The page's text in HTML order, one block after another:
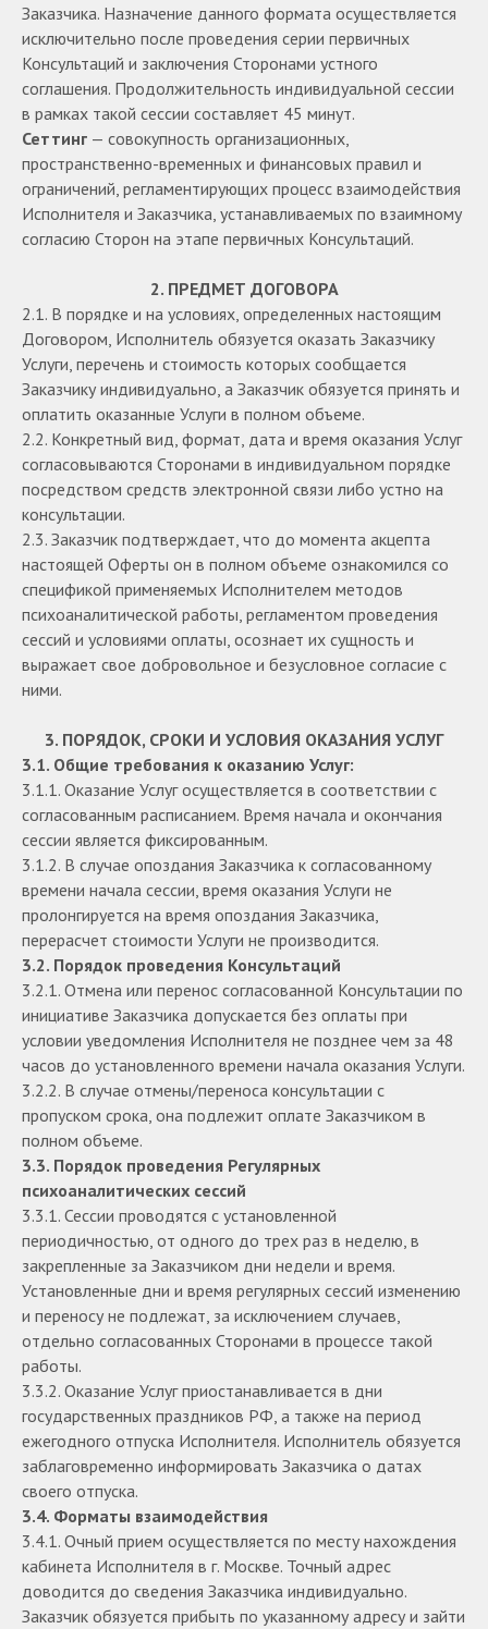
Заказчика. Назначение данного формата осуществляется
исключительно после проведения серии первичных
Консультаций и заключения Сторонами устного
соглашения. Продолжительность индивидуальной сессии
в рамках такой сессии составляет 45 минут.
Сеттинг — совокупность организационных,
пространственно-временных и финансовых правил и
ограничений, регламентирующих процесс взаимодействия
Исполнителя и Заказчика, устанавливаемых по взаимному
согласию Сторон на этапе первичных Консультаций.
2. ПРЕДМЕТ ДОГОВОРА
2.1. В порядке и на условиях, определенных настоящим
Договором, Исполнитель обязуется оказать Заказчику
Услуги, перечень и стоимость которых сообщается
Заказчику индивидуально, а Заказчик обязуется принять и
оплатить оказанные Услуги в полном объеме.
2.2. Конкретный вид, формат, дата и время оказания Услуг
согласовываются Сторонами в индивидуальном порядке
посредством средств электронной связи либо устно на
консультации.
2.3. Заказчик подтверждает, что до момента акцепта
настоящей Оферты он в полном объеме ознакомился со
спецификой применяемых Исполнителем методов
психоаналитической работы, регламентом проведения
сессий и условиями оплаты, осознает их сущность и
выражает свое добровольное и безусловное согласие с
ними.
3. ПОРЯДОК, СРОКИ И УСЛОВИЯ ОКАЗАНИЯ УСЛУГ
3.1. Общие требования к оказанию Услуг:
3.1.1. Оказание Услуг осуществляется в соответствии с
согласованным расписанием. Время начала и окончания
сессии является фиксированным.
3.1.2. В случае опоздания Заказчика к согласованному
времени начала сессии, время оказания Услуги не
пролонгируется на время опоздания Заказчика,
перерасчет стоимости Услуги не производится.
3.2. Порядок проведения Консультаций
3.2.1. Отмена или перенос согласованной Консультации по
инициативе Заказчика допускается без оплаты при
условии уведомления Исполнителя не позднее чем за 48
часов до установленного времени начала оказания Услуги.
3.2.2. В случае отмены/переноса консультации с
пропуском срока, она подлежит оплате Заказчиком в
полном объеме.
3.3. Порядок проведения Регулярных
психоаналитических сессий
3.3.1. Сессии проводятся с установленной
периодичностью, от одного до трех раз в неделю, в
закрепленные за Заказчиком дни недели и время.
Установленные дни и время регулярных сессий изменению
и переносу не подлежат, за исключением случаев,
отдельно согласованных Сторонами в процессе такой
работы.
3.3.2. Оказание Услуг приостанавливается в дни
государственных праздников РФ, а также на период
ежегодного отпуска Исполнителя. Исполнитель обязуется
заблаговременно информировать Заказчика о датах
своего отпуска.
3.4. Форматы взаимодействия
3.4.1. Очный прием осуществляется по месту нахождения
кабинета Исполнителя в г. Москве. Точный адрес
доводится до сведения Заказчика индивидуально.
Заказчик обязуется прибыть по указанному адресу и зайти